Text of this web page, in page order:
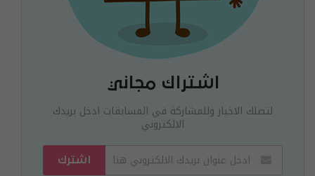
اشتراك مجاني
لتصلك الاخبار وللمشاركة في المسابقات ادخل بريدك
الالكتروني
اشترك